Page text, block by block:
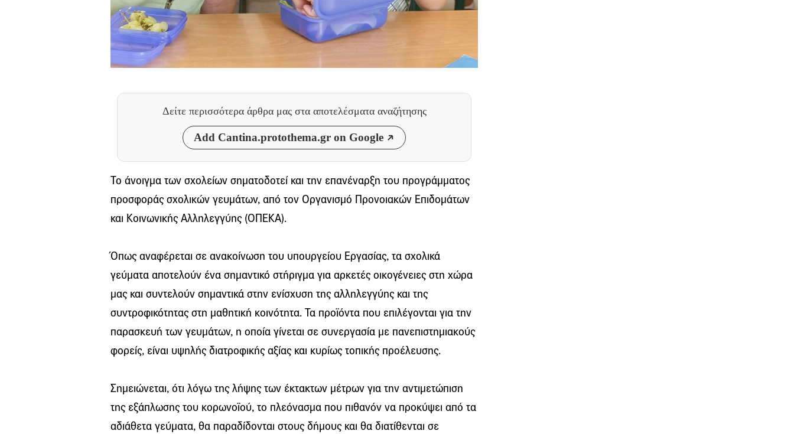
Δείτε περισσότερα άρθρα μας στα αποτελέσματα αναζήτησης
Add Cantina.protothema.gr on Google
Το άνοιγμα των σχολείων σηματοδοτεί και την επανέναρξη του προγράμματος
προσφοράς σχολικών γευμάτων, από τον Οργανισμό Προνοιακών Επιδομάτων
και Κοινωνικής Αλληλεγγύης (ΟΠΕΚΑ).
Όπως αναφέρεται σε ανακοίνωση του υπουργείου Εργασίας, τα σχολικά
γεύματα αποτελούν ένα σημαντικό στήριγμα για αρκετές οικογένειες στη χώρα
μας και συντελούν σημαντικά στην ενίσχυση της αλληλεγγύης και της
συντροφικότητας στη μαθητική κοινότητα. Τα προϊόντα που επιλέγονται για την
παρασκευή των γευμάτων, η οποία γίνεται σε συνεργασία με πανεπιστημιακούς
φορείς, είναι υψηλής διατροφικής αξίας και κυρίως τοπικής προέλευσης.
Σημειώνεται, ότι λόγω της λήψης των έκτακτων μέτρων για την αντιμετώπιση
της εξάπλωσης του κορωνοϊού, το πλεόνασμα που πιθανόν να προκύψει από τα
αδιάθετα γεύματα, θα παραδίδονται στους δήμους και θα διατίθενται σε